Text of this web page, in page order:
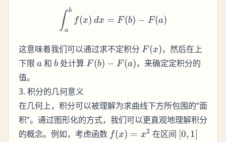
\int_a^b f(x) \, dx = F(b)
∫a
b
f(x) dx = F(b) − F(a)
这意味着我们可以通过求不定积分 F(x)
F (x)，然后在上
下限 a
a 和 b
b 处计算 F(b)
F (b) − F(a)，来确定定积分的
值。
3. 积分的几何意义
在几何上，积分可以被理解为求曲线下方所包围的“面
积”。通过图形化的方式，我们可以更直观地理解积分
的概念。例如，考虑函数 f(x)
f(x) = x2 在区间 [0,
[0, 1]